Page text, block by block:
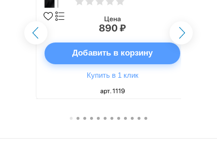
Цена
890 ₽
Добавить в корзину
Купить в 1 клик
арт. 1119